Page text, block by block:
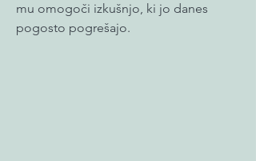
mu omogoči izkušnjo, ki jo danes
pogosto pogrešajo.